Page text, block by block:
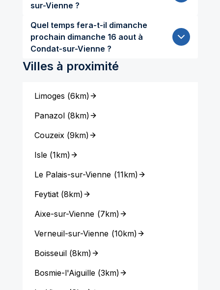
sur-Vienne ?
Quel temps fera-t-il dimanche
prochain dimanche 16 aout à
Condat-sur-Vienne ?
Villes à proximité
Limoges (6km)
Panazol(8km)
Couzeix(9km)
Isle(1km)
Le Palais-sur-Vienne (11km)
Feytiat(8km)
Aixe-sur-Vienne (7km)
Verneuil-sur-Vienne (10km)
Boisseuil(8km)
Bosmie-l'Aiguille(3km)